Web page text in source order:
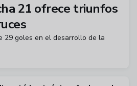
21 ofrece triunfos
29 goles en el desarrollo de la